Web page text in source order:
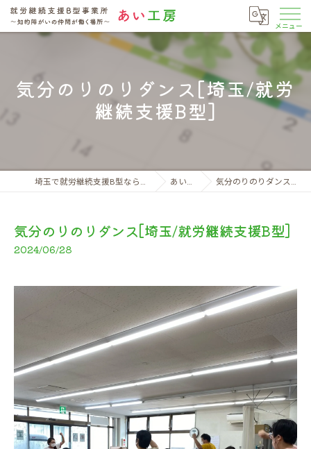
気分のりのりダンス[埼玉/就労
継続支援B型]
埼玉で就労継続支援B型なら就労継続支援B型事業所 あい工房 あい工房日記 気分のりのりダンス[埼玉/就労継続支援B型]
気分のりのりダンス[埼玉/就労継続支援B型]
2024/06/28